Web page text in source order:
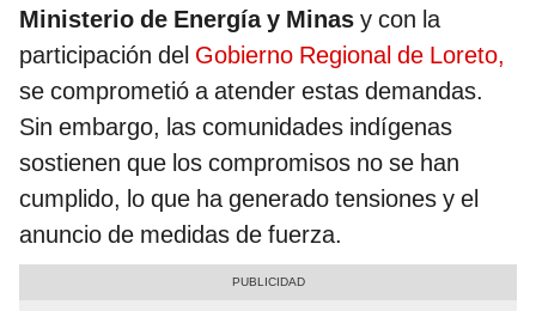
Ministerio de Energía y Minas y con la
participación del Gobierno Regional de Loreto,
se comprometió a atender estas demandas.
Sin embargo, las comunidades indígenas
sostienen que los compromisos no se han
cumplido, lo que ha generado tensiones y el
anuncio de medidas de fuerza.